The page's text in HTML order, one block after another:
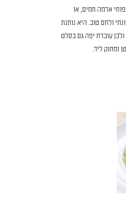
אדמה חמים, או
ולחם טוב. היא נותנת
עובדת יפה גם בסלט
ומתוק ליד.